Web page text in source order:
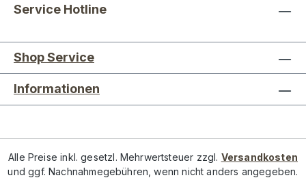
Service Hotline
Shop Service
Informationen
Alle Preise inkl. gesetzl. Mehrwertsteuer zzgl. Versandkosten
und ggf. Nachnahmegebühren, wenn nicht anders angegeben.